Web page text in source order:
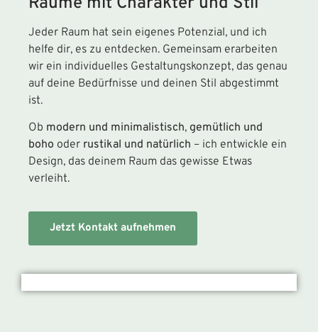
Jeder Raum hat sein eigenes Potenzial, und ich
helfe dir, es zu entdecken. Gemeinsam erarbeiten
wir ein individuelles Gestaltungskonzept, das genau
auf deine Bedürfnisse und deinen Stil abgestimmt
ist.
Ob modern und minimalistisch, gemütlich und
boho oder rustikal und natürlich – ich entwickle ein
Design, das deinem Raum das gewisse Etwas
verleiht.
Jetzt Kontakt aufnehmen